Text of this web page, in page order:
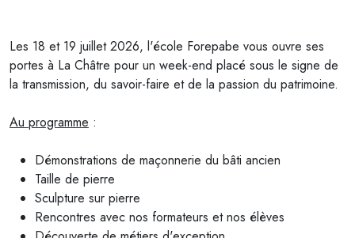
Les 18 et 19 juillet 2026, l'école Forepabe vous ouvre ses
portes à La Châtre pour un week-end placé sous le signe de
la transmission, du savoir-faire et de la passion du patrimoine.
Au programme :
Démonstrations de maçonnerie du bâti ancien
Taille de pierre
Sculpture sur pierre
Rencontres avec nos formateurs et nos élèves